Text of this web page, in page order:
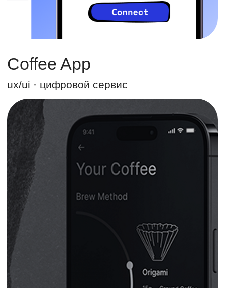
Что мы создаем